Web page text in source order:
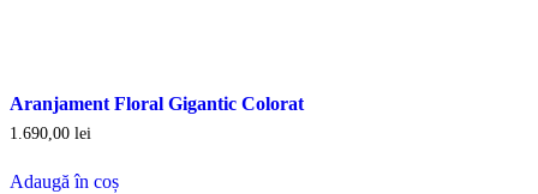
Aranjament Floral Gigantic Colorat
1.690,00 lei
Adaugă în coș